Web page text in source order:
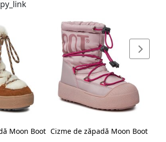
Moon Boot Cizme de zăpadă Moon Boot